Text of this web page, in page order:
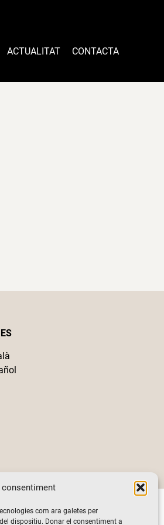
consentiment
com ara galetes per
dispositiu. Donar el consentiment a
ACTUALITAT CONTACTA